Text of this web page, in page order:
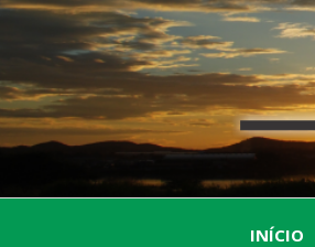
INÍCIO